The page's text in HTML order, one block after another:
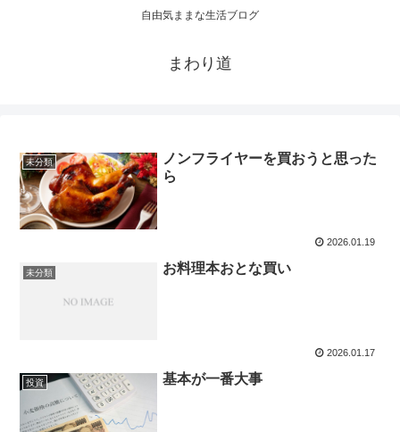
自由気ままな生活ブログ
まわり道
未分類
ノンフライヤーを買おうと思った
ら
2026.01.19
未分類 お料理本おとな買い
2026.01.17
投資 基本が一番大事